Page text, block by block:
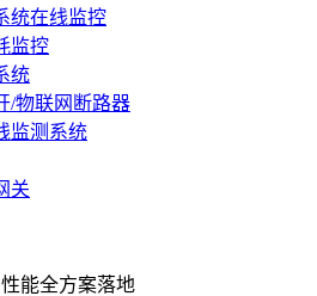
统在线监控
监控
统
/物联网断路器
监测系统
关
能全方案落地